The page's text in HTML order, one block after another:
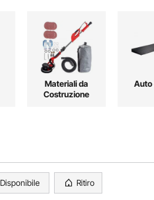
Materiali da
Costruzione
Auto
Disponibile Ritiro